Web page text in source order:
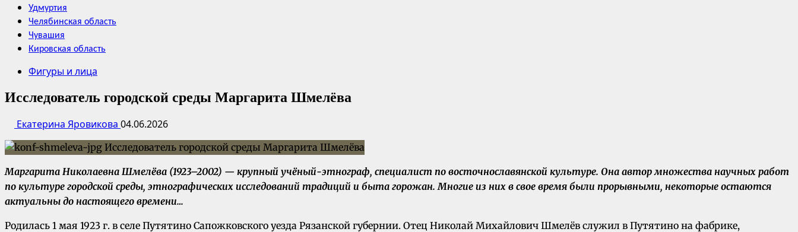
Удмуртия
Челябинская область
Чувашия
Кировская область
Фигуры и лица
Исследователь городской среды Маргарита Шмелёва
Екатерина Яровикова 04.06.2026
Маргарита Николаевна Шмелёва (1923–2002) — крупный учёный-этнограф, специалист по восточнославянской культуре. Она автор множества научных работ
по культуре городской среды, этнографических исследований традиций и быта горожан. Многие из них в свое время были прорывными, некоторые остаются
актуальны до настоящего времени…
Родилась 1 мая 1923 г. в селе Путятино Сапожковского уезда Рязанской губернии. Отец Николай Михайлович Шмелёв служил в Путятино на фабрике,